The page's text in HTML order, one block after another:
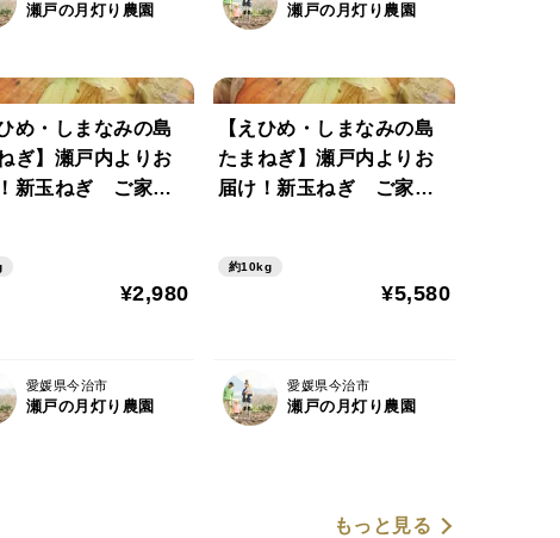
瀬戸の月灯り農園 瀬戸の月灯り農園
め・しまなみの島
ぎ】瀬戸内よりお
新玉ねぎ ご家庭
た甘く使い勝手の
玉ねぎです！
¥2,980
愛媛県今治市
瀬戸の月灯り農園
【えひめ・しまなみの島
たまねぎ】瀬戸内よりお
届け！新玉ねぎ ご家庭
で育った甘く使い勝手の
良い新玉ねぎです！
約10kg
¥5,580
愛媛県今治市
瀬戸の月灯り農園
もっと見る